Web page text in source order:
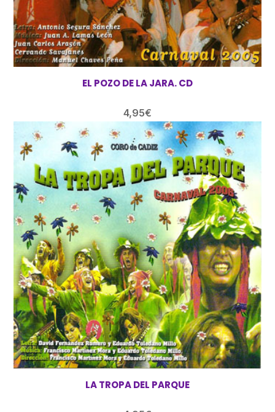
EL POZO DE LA JARA. CD
4,95€
LA TROPA DEL PARQUE